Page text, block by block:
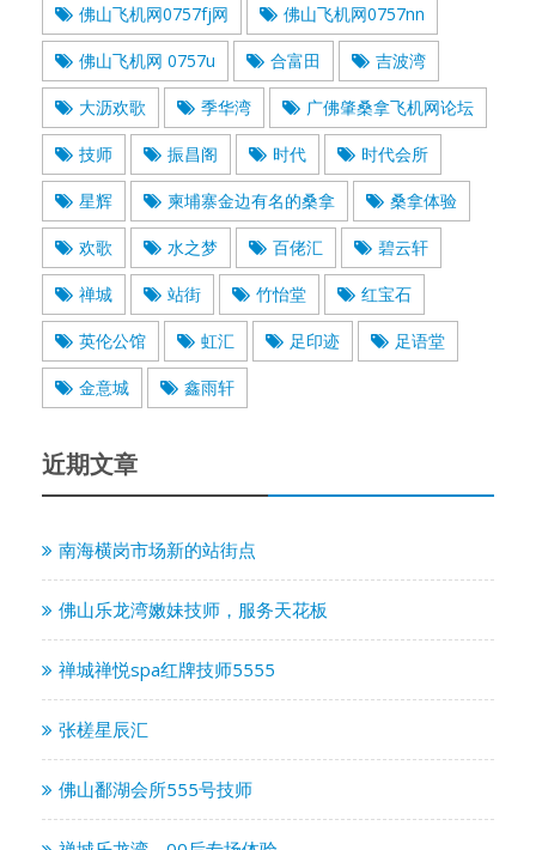
佛山飞机网0757fj网 佛山飞机网0757nn
佛山飞机网 0757u 合富田 吉波湾
大沥欢歌 季华湾 广佛肇桑拿飞机网论坛
技师 振昌阁 时代 时代会所
星辉 柬埔寨金边有名的桑拿 桑拿体验
欢歌 水之梦 百佬汇 碧云轩
禅城 站街 竹怡堂 红宝石
英伦公馆 虹汇 足印迹 足语堂
金意城 鑫雨轩
近期文章
南海横岗市场新的站街点
佛山乐龙湾嫩妹技师，服务天花板
禅城禅悦spa红牌技师5555
张槎星辰汇
佛山鄱湖会所555号技师